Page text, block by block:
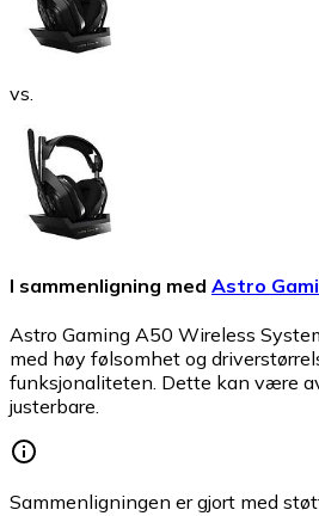
vs.
I sammenligning med Astro
Astro Gaming A50 Wireless
med høy følsomhet og
funksjonaliteten. Dette kan være
justerbare.
Sammenligningen er gjort med